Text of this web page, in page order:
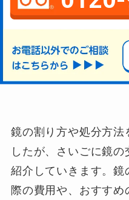
鏡の割り方や処分方法
したが、さいごに鏡
紹介していきます。鏡
際の費用や、おすす